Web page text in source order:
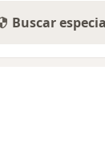
Buscar